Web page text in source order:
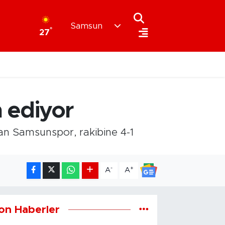
27°
Samsun
ediyor
Samsunspor, rakibine 4-1
A- A+
Haberler